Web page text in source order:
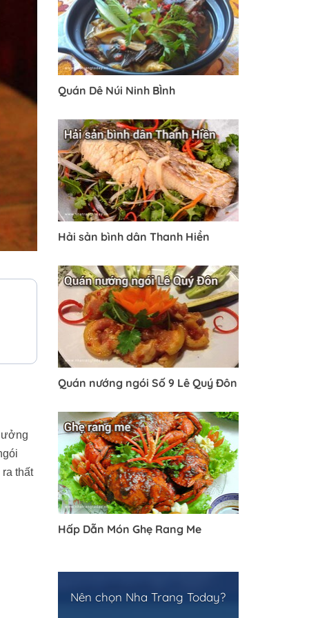
thất
Quán Dê Núi Ninh BÌnh
Hải sản bình dân Thanh Hiền
Quán nướng ngói Số 9 Lê Quý Đôn
Hấp Dẫn Món Ghẹ Rang Me
Nên chọn Nha Trang Today?